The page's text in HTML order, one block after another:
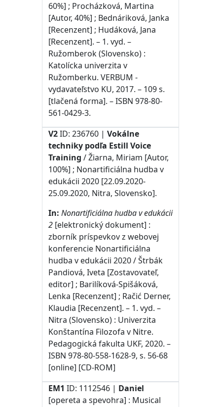
60%] ; Procházková, Martina
[Autor, 40%] ; Bednáriková, Janka
[Recenzent] ; Hudáková, Jana
[Recenzent]. – 1. vyd. –
Ružomberok (Slovensko) :
Katolícka univerzita v
Ružomberku. VERBUM -
vydavateľstvo KU, 2017. – 109 s.
[tlačená forma]. – ISBN 978-80-
561-0429-3.
V2ID: 236760 | Vokálne
techniky podľa Estill Voice
Training / Žiarna, Miriam [Autor,
100%] ; Nonartificiálna hudba v
edukácii 2020 [22.09.2020-
25.09.2020, Nitra, Slovensko].
In: Nonartificiálna hudba v edukácii
2[elektronický dokument] :
zborník príspevkov z webovej
konferencie Nonartificiálna
hudba v edukácii 2020 / Štrbák
Pandiová, Iveta [Zostavovateľ,
editor] ; Barilíková-Spišáková,
Lenka [Recenzent] ; Račić Derner,
Klaudia [Recenzent]. – 1. vyd. –
Nitra (Slovensko) : Univerzita
Konštantína Filozofa v Nitre.
Pedagogická fakulta UKF, 2020. –
ISBN 978-80-558-1628-9, s. 56-68
[online] [CD-ROM]
EM1 ID: 1112546 | Daniel
[opereta a spevohra] : Musical